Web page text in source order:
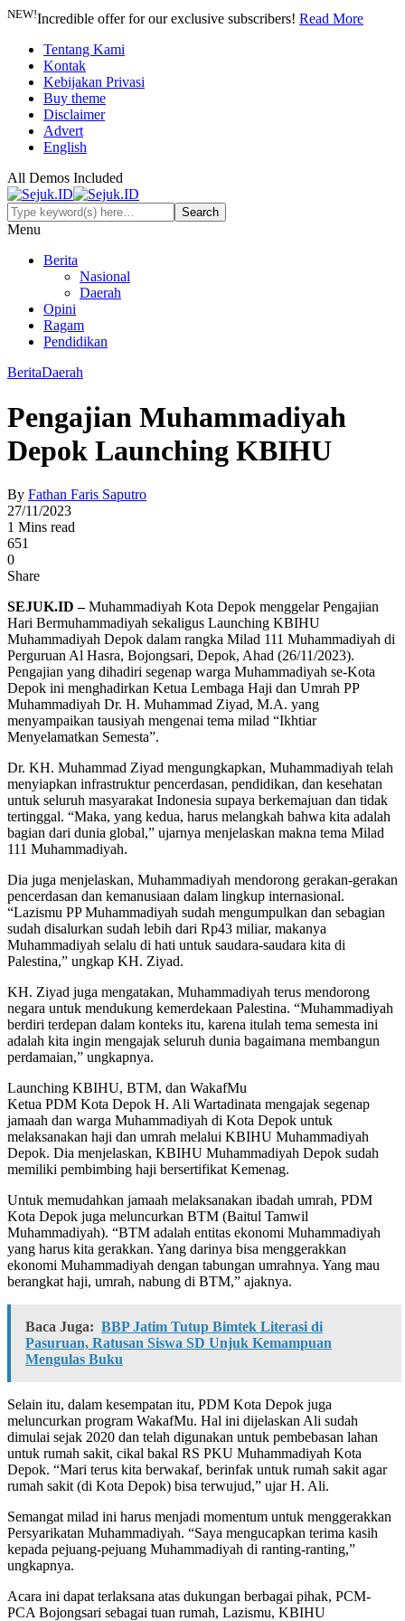
NEW!Incredible offer for our exclusive subscribers! Read More
Tentang Kami
Kontak
Kebijakan Privasi
Buy theme
Disclaimer
Advert
English
All Demos Included
Menu
Berita
Nasional
Daerah
Opini
Ragam
Pendidikan
BeritaDaerah
Pengajian Muhammadiyah
Depok Launching KBIHU
By Fathan Faris Saputro
27/11/2023
1 Mins read
651
0
Share
SEJUK.ID –Muhammadiyah Kota Depok menggelar Pengajian
Hari Bermuhammadiyah sekaligus Launching KBIHU
Muhammadiyah Depok dalam rangka Milad 111 Muhammadiyah di
Perguruan Al Hasra, Bojongsari, Depok, Ahad (26/11/2023).
Pengajian yang dihadiri segenap warga Muhammadiyah se-Kota
Depok ini menghadirkan Ketua Lembaga Haji dan Umrah PP
Muhammadiyah Dr. H. Muhammad Ziyad, M.A. yang
menyampaikan tausiyah mengenai tema milad “Ikhtiar
Menyelamatkan Semesta”.
Dr. KH. Muhammad Ziyad mengungkapkan, Muhammadiyah telah
menyiapkan infrastruktur pencerdasan, pendidikan, dan kesehatan
untuk seluruh masyarakat Indonesia supaya berkemajuan dan tidak
tertinggal. “Maka, yang kedua, harus melangkah bahwa kita adalah
bagian dari dunia global,” ujarnya menjelaskan makna tema Milad
111 Muhammadiyah.
Dia juga menjelaskan, Muhammadiyah mendorong gerakan-gerakan
pencerdasan dan kemanusiaan dalam lingkup internasional.
“Lazismu PP Muhammadiyah sudah mengumpulkan dan sebagian
sudah disalurkan sudah lebih dari Rp43 miliar, makanya
Muhammadiyah selalu di hati untuk saudara-saudara kita di
Palestina,” ungkap KH. Ziyad.
KH. Ziyad juga mengatakan, Muhammadiyah terus mendorong
negara untuk mendukung kemerdekaan Palestina. “Muhammadiyah
berdiri terdepan dalam konteks itu, karena itulah tema semesta ini
adalah kita ingin mengajak seluruh dunia bagaimana membangun
perdamaian,” ungkapnya.
Launching KBIHU, BTM, dan WakafMu
Ketua PDM Kota Depok H. Ali Wartadinata mengajak segenap
jamaah dan warga Muhammadiyah di Kota Depok untuk
melaksanakan haji dan umrah melalui KBIHU Muhammadiyah
Depok. Dia menjelaskan, KBIHU Muhammadiyah Depok sudah
memiliki pembimbing haji bersertifikat Kemenag.
Untuk memudahkan jamaah melaksanakan ibadah umrah, PDM
Kota Depok juga meluncurkan BTM (Baitul Tamwil
Muhammadiyah). “BTM adalah entitas ekonomi Muhammadiyah
yang harus kita gerakkan. Yang darinya bisa menggerakkan
ekonomi Muhammadiyah dengan tabungan umrahnya. Yang mau
berangkat haji, umrah, nabung di BTM,” ajaknya.
Baca Juga: BBP Jatim Tutup Bimtek Literasi di
Pasuruan, Ratusan Siswa SD Unjuk Kemampuan
Mengulas Buku
Selain itu, dalam kesempatan itu, PDM Kota Depok juga
meluncurkan program WakafMu. Hal ini dijelaskan Ali sudah
dimulai sejak 2020 dan telah digunakan untuk pembebasan lahan
untuk rumah sakit, cikal bakal RS PKU Muhammadiyah Kota
Depok. “Mari terus kita berwakaf, berinfak untuk rumah sakit agar
rumah sakit (di Kota Depok) bisa terwujud,” ujar H. Ali.
Semangat milad ini harus menjadi momentum untuk menggerakkan
Persyarikatan Muhammadiyah. “Saya mengucapkan terima kasih
kepada pejuang-pejuang Muhammadiyah di ranting-ranting,”
ungkapnya.
Acara ini dapat terlaksana atas dukungan berbagai pihak, PCM-
PCA Bojongsari sebagai tuan rumah, Lazismu, KBIHU